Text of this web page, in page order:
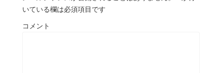
いている欄は必須項目です
コメント